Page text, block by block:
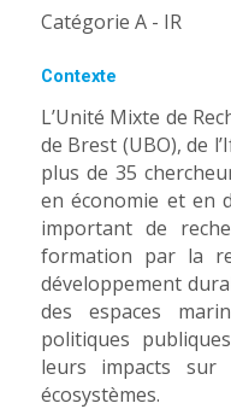
Catégorie A - IR
Contexte
L’Unité Mixte de
de Brest (UBO), de
plus de 35
en économie et en
important de
formation par la
développement
des espaces
politiques
leurs impacts sur
écosystèmes.